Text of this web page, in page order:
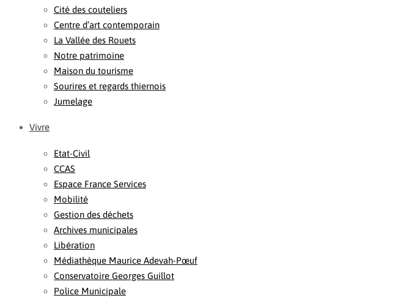
Cité des couteliers
Centre d’art contemporain
La Vallée des Rouets
Notre patrimoine
Maison du tourisme
Sourires et regards thiernois
Jumelage
Vivre
Etat-Civil
CCAS
Espace France Services
Mobilité
Gestion des déchets
Archives municipales
Libération
Médiathèque Maurice Adevah-Pœuf
Conservatoire Georges Guillot
Police Municipale